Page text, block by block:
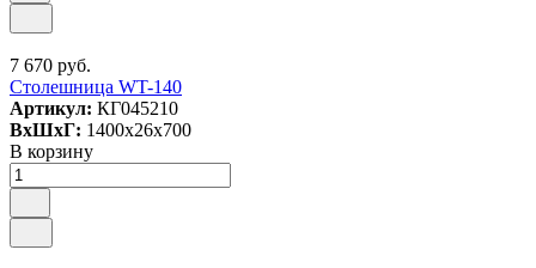
7 670 руб.
Столешница WT-140
Артикул: КГ045210
ВxШxГ: 1400x26x700
В корзину